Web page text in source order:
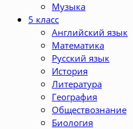
Музыка
5 класс
Английский язык
Математика
Русский язык
История
Литература
География
Обществознание
Биология